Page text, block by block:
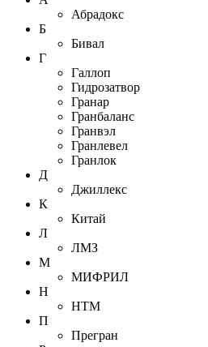
Абрадокс
Б
Бивал
Г
Галлоп
Гидрозатвор
Гранар
Гранбаланс
Гранвэл
Гранлевел
Гранлок
Д
Джиллекс
К
Китай
Л
ЛМЗ
М
МИФРИЛ
Н
НТМ
П
Прегран